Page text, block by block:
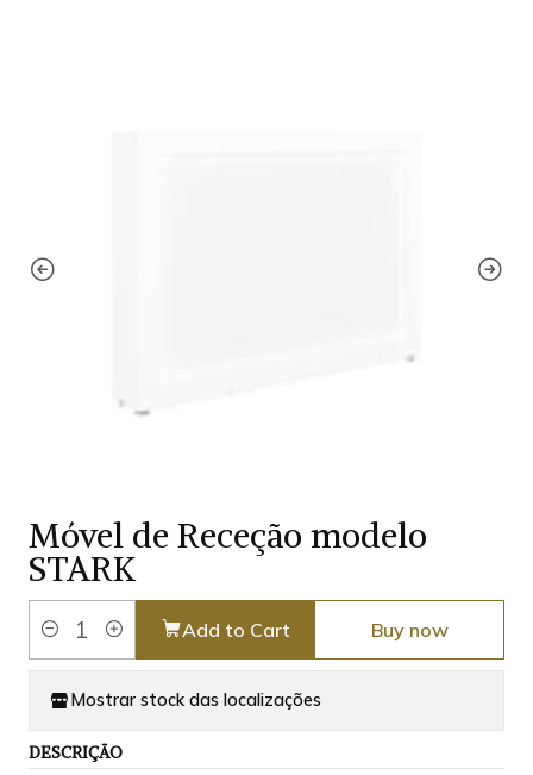
Móvel de Receção modelo
STARK
Quantity
Add to Cart Buy now
Mostrar stock das localizações
DESCRIÇÃO